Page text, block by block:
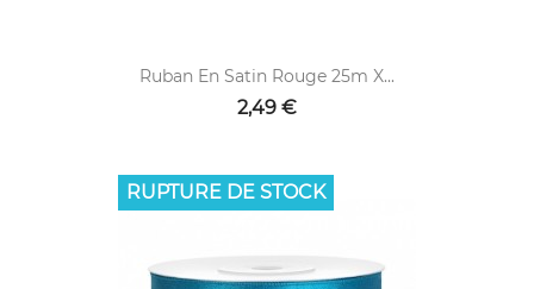
Ruban En Satin Rouge 25m X...
2,49 €
RUPTURE DE STOCK